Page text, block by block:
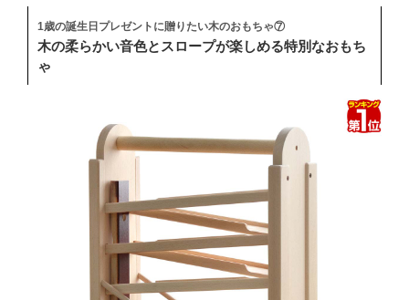
1歳の誕生日プレゼントに贈りたい木のおもちゃ⑦
木の柔らかい音色とスロープが楽しめる特別なおもち
ゃ